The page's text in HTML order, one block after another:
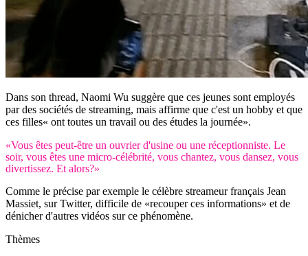
Dans son thread, Naomi Wu suggère que ces jeunes sont employés
par des sociétés de streaming, mais affirme que c'est un hobby et que
ces filles« ont toutes un travail ou des études la journée».
«Vous êtes peut-être un ouvrier d'usine ou une réceptionniste. Le
soir, vous êtes une micro-célébrité, vous chantez, vous dansez, vous
divertissez. Et alors?»
Comme le précise par exemple le célèbre streameur français Jean
Massiet, sur Twitter, difficile de «recouper ces informations» et de
dénicher d'autres vidéos sur ce phénomène.
Thèmes